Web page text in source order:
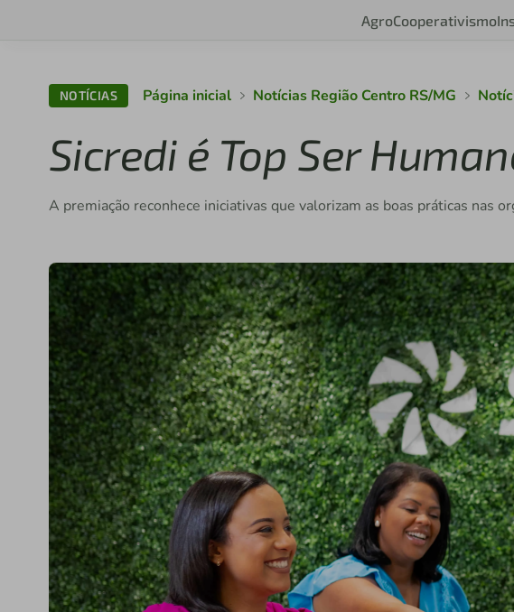
AgroCooperativismo
NOTÍCIAS Página inicial Notícias Região Centro RS/MG
Sicredi é Top Ser
A premiação reconhece iniciativas que valorizam as boas práticas nas